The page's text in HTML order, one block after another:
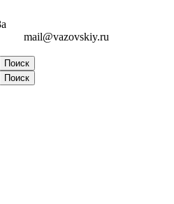
mail@vazovskiy.ru
Поиск
Поиск